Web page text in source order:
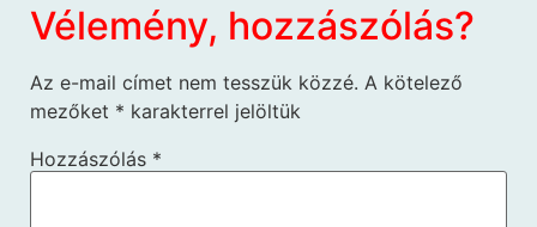
Vélemény, hozzászólás?
Az e-mail címet nem tesszük közzé. A kötelező
mezőket * karakterrel jelöltük
Hozzászólás *